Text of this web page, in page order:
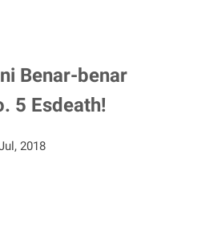
Benar-benar
5 Esdeath!
2018